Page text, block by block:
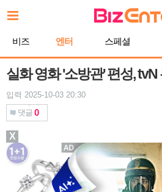
문
비즈 엔터 스페셜
실화 영화 '소방관' 편성,
입력 2025-10-03 20:30
댓글 0
X